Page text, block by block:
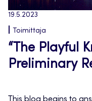
19.5.2023
Toimittaja
“The Playful
Preliminary